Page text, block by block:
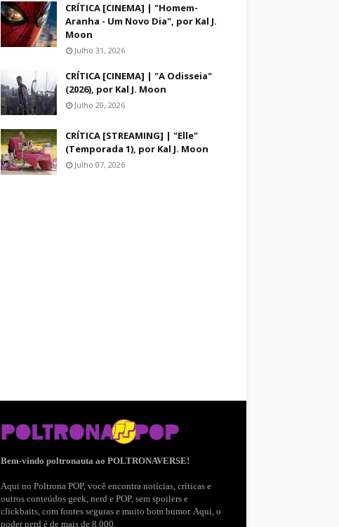
CRÍTICA [CINEMA] | "Homem-
Aranha - Um Novo Dia", por Kal J.
Moon
Julho 31, 2026
CRÍTICA [CINEMA] | "A Odisseia"
(2026), por Kal J. Moon
Julho 20, 2026
CRÍTICA [STREAMING] | "Elle"
(Temporada 1), por Kal J. Moon
Julho 07, 2026
Bem-vindo poltronauta ao POLTRONAVERSE!
Aqui no Poltrona POP, você encontra notícias, críticas e
outros conteúdos geek, nerd e POP, sem spoilers e
clickbaits, com fontes seguras e muito bom humor. Aqui, o
poder nerd é de mais de 8.000.